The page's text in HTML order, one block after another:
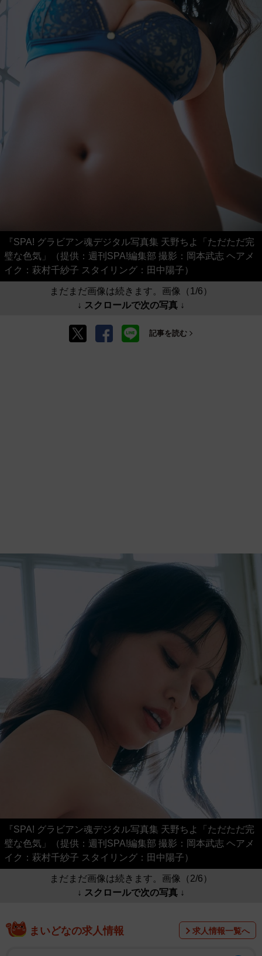
『SPA! グラビアン魂デジタル写真集 天野ちよ「ただただ完
璧な色気」（提供：週刊SPA!編集部 撮影：岡本武志 ヘアメ
イク：萩村千紗子 スタイリング：田中陽子）
まだまだ画像は続きます。画像（1/6）
↓ スクロールで次の写真 ↓
記事を読む
『SPA! グラビアン魂デジタル写真集 天野ちよ「ただただ完
璧な色気」（提供：週刊SPA!編集部 撮影：岡本武志 ヘアメ
イク：萩村千紗子 スタイリング：田中陽子）
まだまだ画像は続きます。画像（2/6）
↓ スクロールで次の写真 ↓
まいどなの求人情報 求人情報一覧へ